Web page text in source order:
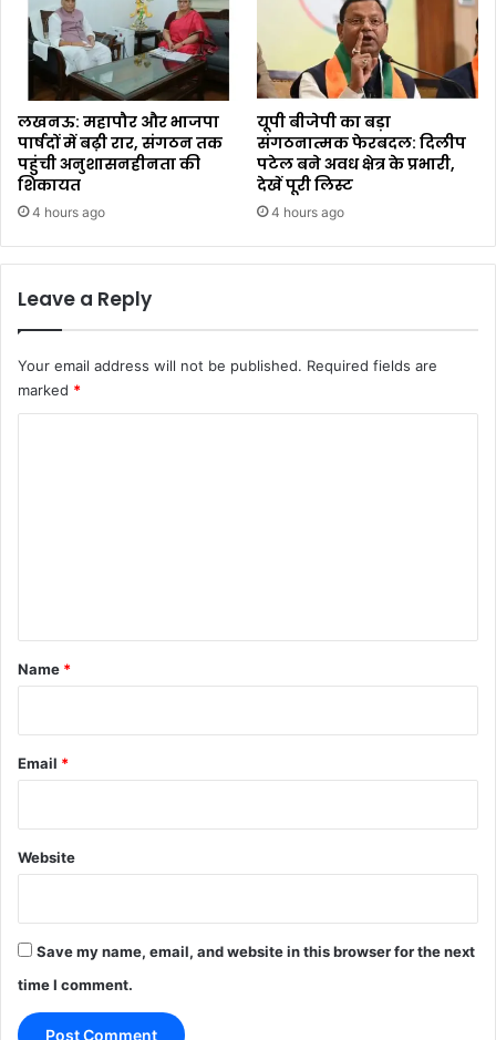
लखनऊ: महापौर और भाजपा
पार्षदों में बढ़ी रार, संगठन तक
पहुंची अनुशासनहीनता की
शिकायत
4 hours ago
यूपी बीजेपी का बड़ा
संगठनात्मक फेरबदल: दिलीप
पटेल बने अवध क्षेत्र के प्रभारी,
देखें पूरी लिस्ट
4 hours ago
Leave a Reply
Your email address will not be published. Required fields are
marked *
*
Name *
Email *
Website
Save my name, email, and website in this browser for the next
time I comment.